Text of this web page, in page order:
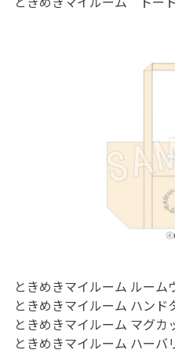
ときめきマイルーム ルー
ときめきマイルーム ハン
ときめきマイルーム マグ
ときめきマイルーム ハー